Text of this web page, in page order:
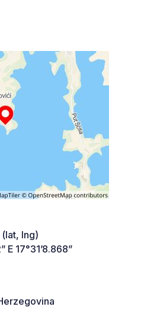
(lat, lng)
E 17°31’8.868”